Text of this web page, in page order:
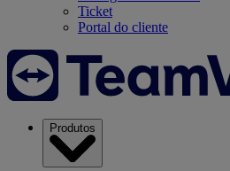
Ticket
Portal do cliente
Produtos